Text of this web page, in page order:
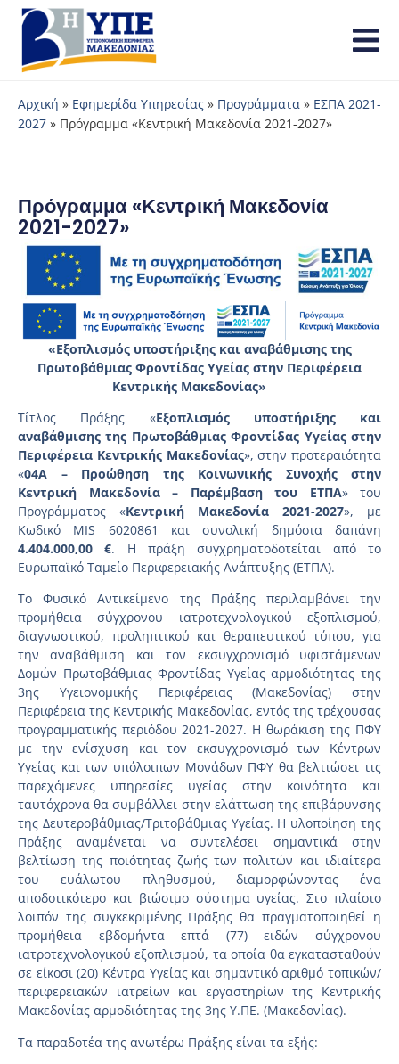
Αρχική » Εφημερίδα Υπηρεσίας » Προγράμματα » ΕΣΠΑ 2021-
2027 » Πρόγραμμα «Κεντρική Μακεδονία 2021-2027»
Πρόγραμμα «Κεντρική Μακεδονία
2021-2027»
«Εξοπλισμός υποστήριξης και αναβάθμισης της
Πρωτοβάθμιας Φροντίδας Υγείας στην Περιφέρεια
Κεντρικής Μακεδονίας»
Τίτλος Πράξης «Εξοπλισμός υποστήριξης και
αναβάθμισης της Πρωτοβάθμιας Φροντίδας Υγείας στην
Περιφέρεια Κεντρικής Μακεδονίας», στην προτεραιότητα
«04A – Προώθηση της Κοινωνικής Συνοχής στην
Κεντρική Μακεδονία – Παρέμβαση του ΕΤΠΑ» του
Προγράμματος «Κεντρική Μακεδονία 2021-2027», με
Κωδικό MIS 6020861 και συνολική δημόσια δαπάνη
4.404.000,00 €. Η πράξη συγχρηματοδοτείται από το
Ευρωπαϊκό Ταμείο Περιφερειακής Ανάπτυξης (ΕΤΠΑ).
Το Φυσικό Αντικείμενο της Πράξης περιλαμβάνει την
προμήθεια σύγχρονου ιατροτεχνολογικού εξοπλισμού,
διαγνωστικού, προληπτικού και θεραπευτικού τύπου, για
την αναβάθμιση και τον εκσυγχρονισμό υφιστάμενων
Δομών Πρωτοβάθμιας Φροντίδας Υγείας αρμοδιότητας της
3ης Υγειονομικής Περιφέρειας (Μακεδονίας) στην
Περιφέρεια της Κεντρικής Μακεδονίας, εντός της τρέχουσας
προγραμματικής περιόδου 2021-2027. Η θωράκιση της ΠΦΥ
με την ενίσχυση και τον εκσυγχρονισμό των Κέντρων
Υγείας και των υπόλοιπων Μονάδων ΠΦΥ θα βελτιώσει τις
παρεχόμενες υπηρεσίες υγείας στην κοινότητα και
ταυτόχρονα θα συμβάλλει στην ελάττωση της επιβάρυνσης
της Δευτεροβάθμιας/Τριτοβάθμιας Υγείας. Η υλοποίηση της
Πράξης αναμένεται να συντελέσει σημαντικά στην
βελτίωση της ποιότητας ζωής των πολιτών και ιδιαίτερα
του ευάλωτου πληθυσμού, διαμορφώνοντας ένα
αποδοτικότερο και βιώσιμο σύστημα υγείας. Στο πλαίσιο
λοιπόν της συγκεκριμένης Πράξης θα πραγματοποιηθεί η
προμήθεια εβδομήντα επτά (77) ειδών σύγχρονου
ιατροτεχνολογικού εξοπλισμού, τα οποία θα εγκατασταθούν
σε είκοσι (20) Κέντρα Υγείας και σημαντικό αριθμό τοπικών/
περιφερειακών ιατρείων και εργαστηρίων της Κεντρικής
Μακεδονίας αρμοδιότητας της 3ης Υ.ΠΕ. (Μακεδονίας).
Τα παραδοτέα της ανωτέρω Πράξης είναι τα εξής: